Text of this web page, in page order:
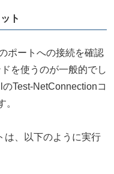
ト
ポートへの接続を確認
を使うのが一般的でし
Test-NetConnectionコ
は、以下のように実行